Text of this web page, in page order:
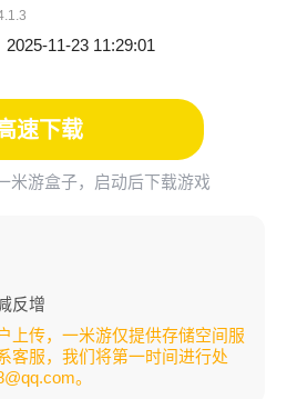
2025-11-23 11:29:01
速下载
米游盒子，启动后下载游戏
反增
上传，一米游仅提供存储空间服
客服，我们将第一时间进行处
。